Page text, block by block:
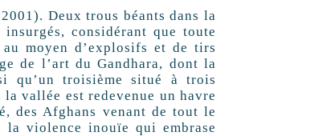
Deux trous béants dans la
considérant que toute
moyen d’explosifs et de tirs
de l’art du Gandhara, dont la
qu’un troisième situé à trois
vallée est redevenue un havre
des Afghans venant de tout le
violence inouïe qui embrase